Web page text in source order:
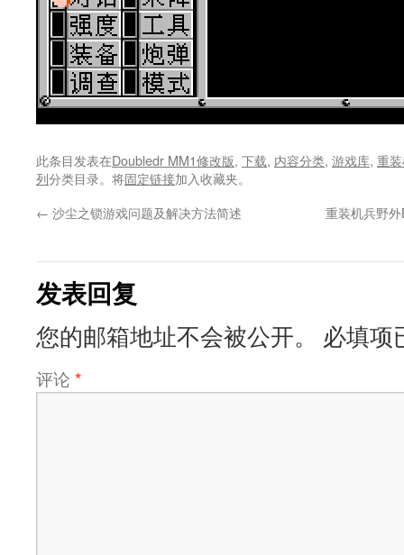
此条目发表在Doubledr MM1修改版, 下载, 内容分类, 游戏库, 重
列分类目录。将固定链接加入收藏夹。
← 沙尘之锁游戏问题及解决方法简述 重装机兵野
发表回复
您的邮箱地址不会被公开。 必填项
评论 *